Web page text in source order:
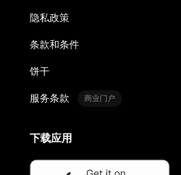
隐私政策
条款和条件
饼干
服务条款 商业门户
下载应用